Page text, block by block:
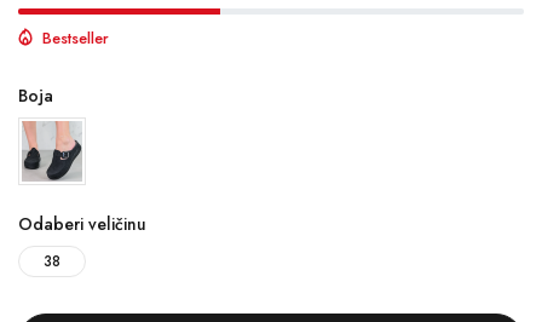
Bestseller
Boja
Odaberi veličinu
38